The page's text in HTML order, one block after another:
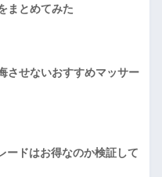
まとめてみた
させないおすすめマッサー
ードはお得なのか検証して